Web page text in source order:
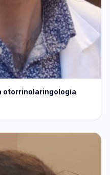
otorrinolaringología